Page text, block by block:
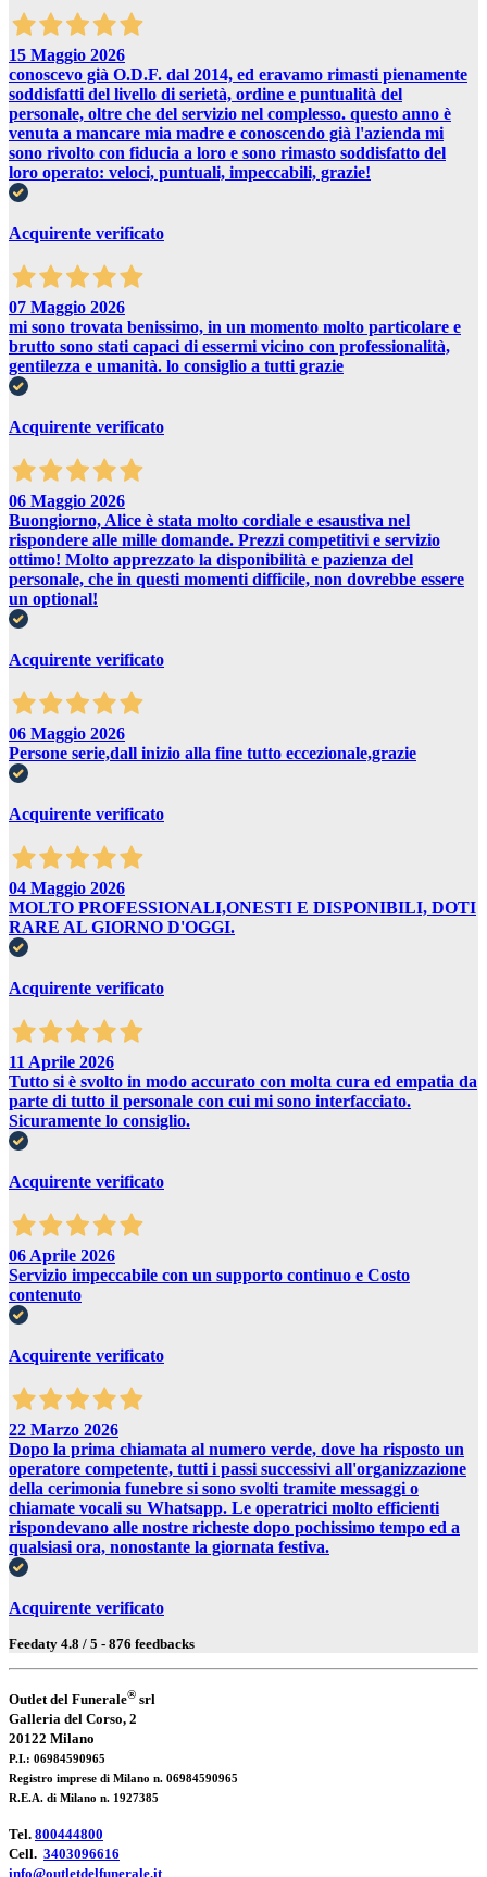
15 Maggio 2026
conoscevo già O.D.F. dal 2014, ed eravamo rimasti pienamente
soddisfatti del livello di serietà, ordine e puntualità del
personale, oltre che del servizio nel complesso. questo anno è
venuta a mancare mia madre e conoscendo già l'azienda mi
sono rivolto con fiducia a loro e sono rimasto soddisfatto del
loro operato: veloci, puntuali, impeccabili, grazie!
Acquirente verificato
07 Maggio 2026
mi sono trovata benissimo, in un momento molto particolare e
brutto sono stati capaci di essermi vicino con professionalità,
gentilezza e umanità. lo consiglio a tutti grazie
Acquirente verificato
06 Maggio 2026
Buongiorno, Alice è stata molto cordiale e esaustiva nel
rispondere alle mille domande. Prezzi competitivi e servizio
ottimo! Molto apprezzato la disponibilità e pazienza del
personale, che in questi momenti difficile, non dovrebbe essere
un optional!
Acquirente verificato
06 Maggio 2026
Persone serie,dall inizio alla fine tutto eccezionale,grazie
Acquirente verificato
04 Maggio 2026
MOLTO PROFESSIONALI,ONESTI E DISPONIBILI, DOTI
RARE AL GIORNO D'OGGI.
Acquirente verificato
11 Aprile 2026
Tutto si è svolto in modo accurato con molta cura ed empatia da
parte di tutto il personale con cui mi sono interfacciato.
Sicuramente lo consiglio.
Acquirente verificato
06 Aprile 2026
Servizio impeccabile con un supporto continuo e Costo
contenuto
Acquirente verificato
22 Marzo 2026
Dopo la prima chiamata al numero verde, dove ha risposto un
operatore competente, tutti i passi successivi all'organizzazione
della cerimonia funebre si sono svolti tramite messaggi o
chiamate vocali su Whatsapp. Le operatrici molto efficienti
rispondevano alle nostre richeste dopo pochissimo tempo ed a
qualsiasi ora, nonostante la giornata festiva.
Acquirente verificato
Feedaty 4.8 / 5 - 876 feedbacks
Outlet del Funerale® srl
Galleria del Corso, 2
20122 Milano
P.I.: 06984590965
Registro imprese di Milano n. 06984590965
R.E.A. di Milano n. 1927385
Tel. 800444800
Cell. 3403096616
info@outletdelfunerale.it